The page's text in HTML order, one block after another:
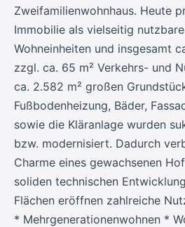
Zweifamilienwohnhaus. Heute
Immobilie als vielseitig
Wohneinheiten und insgesamt
zzgl. ca. 65 m² Verkehrs- und
ca. 2.582 m² großen
Fußbodenheizung, Bäder,
sowie die Kläranlage wurden
bzw. modernisiert. Dadurch
Charme eines gewachsenen
soliden technischen
Flächen eröffnen zahlreiche
* Mehrgenerationenwohnen *